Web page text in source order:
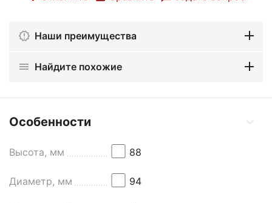
Наши преимущества
Найдите похожие
Особенности
Высота, мм 88
Диаметр, мм 94